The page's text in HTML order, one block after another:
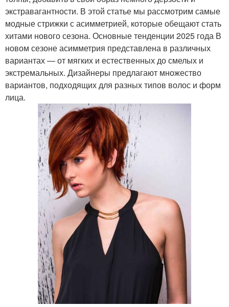
экстравагантности. В этой статье мы рассмотрим самые
модные стрижки с асимметрией, которые обещают стать
хитами нового сезона. Основные тенденции 2025 года В
новом сезоне асимметрия представлена в различных
вариантах — от мягких и естественных до смелых и
экстремальных. Дизайнеры предлагают множество
вариантов, подходящих для разных типов волос и форм
лица.